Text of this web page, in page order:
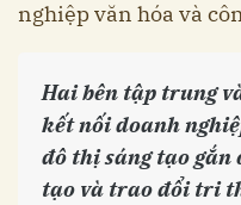
nghiệp văn hóa và
Hai bên tập trung
kết nối doanh
đô thị sáng tạo gắn
tạo và trao đổi tri